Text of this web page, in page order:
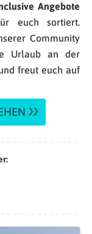
Angebote
euch sortiert.
Community
Urlaub an der
freut euch auf